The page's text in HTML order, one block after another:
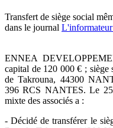
Transfert de siège social
dans le journal
ENNEA
capital de 120 000 € ; siège
de Takrouna, 44300
396 RCS NANTES. Le
mixte des associés a :
- Décidé de transférer le